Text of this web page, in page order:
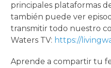
principales plataformas
también puede ver
transmitir todo nuestro
Waters TV: https://
Aprende a compartir tu